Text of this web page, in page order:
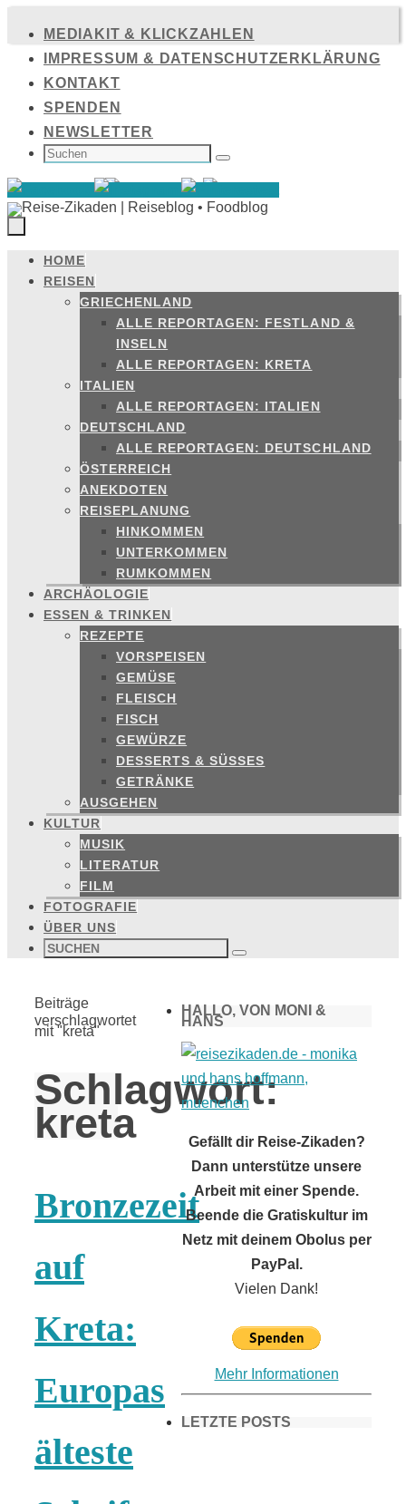
Inhalt
springen
MEDIAKIT & KLICKZAHLEN
IMPRESSUM & DATENSCHUTZERKLÄRUNG
KONTAKT
SPENDEN
NEWSLETTER
SUCHEN
NACH: Suchen
Zum
Inhalt
springen
HOME
REISEN
GRIECHENLAND
ALLE REPORTAGEN: FESTLAND &
INSELN
ALLE REPORTAGEN: KRETA
ITALIEN
ALLE REPORTAGEN: ITALIEN
DEUTSCHLAND
ALLE REPORTAGEN: DEUTSCHLAND
ÖSTERREICH
ANEKDOTEN
REISEPLANUNG
HINKOMMEN
UNTERKOMMEN
RUMKOMMEN
ARCHÄOLOGIE
ESSEN & TRINKEN
REZEPTE
VORSPEISEN
GEMÜSE
FLEISCH
FISCH
GEWÜRZE
DESSERTS & SÜSSES
GETRÄNKE
AUSGEHEN
KULTUR
MUSIK
LITERATUR
FILM
FOTOGRAFIE
ÜBER UNS
Suchen
nach: Suchen
Start
Beiträge
verschlagwortet
mit "kreta"
Schlagwort:
kreta
Bronzezeit
auf
Kreta:
Europas
älteste
HALLO, VON MONI &
HANS
Gefällt dir Reise-Zikaden?
Dann unterstütze unsere
Arbeit mit einer Spende.
Beende die Gratiskultur im
Netz mit deinem Obolus per
PayPal.
Vielen Dank!
Mehr Informationen
LETZTE POSTS